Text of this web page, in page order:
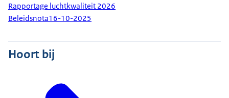
Rapportage luchtkwaliteit 2026
Beleidsnota16-10-2025
Hoort bij